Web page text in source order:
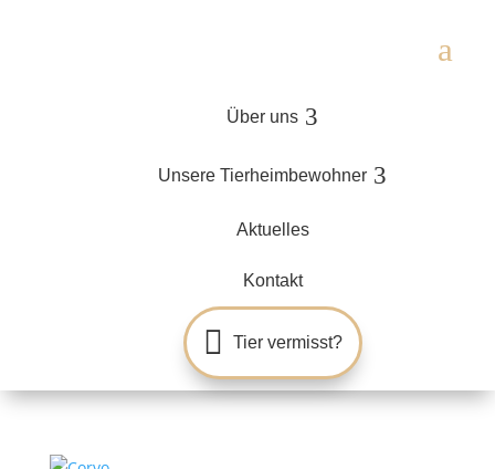
a
3
Über uns
3
Unsere Tierheimbewohner
Aktuelles
Kontakt
 Tier vermisst?